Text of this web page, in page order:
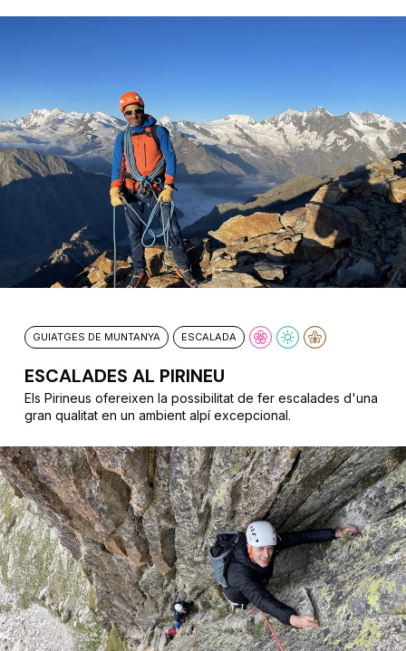
GUIATGES DE MUNTANYA ESCALADA
ESCALADES AL PIRINEU
Els Pirineus ofereixen la possibilitat de fer escalades d'una
gran qualitat en un ambient alpí excepcional.